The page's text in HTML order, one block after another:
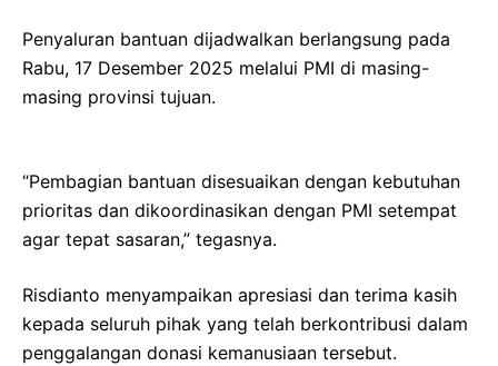
Penyaluran bantuan dijadwalkan berlangsung pada
Rabu, 17 Desember 2025 melalui PMI di masing-
masing provinsi tujuan.
“Pembagian bantuan disesuaikan dengan kebutuhan
prioritas dan dikoordinasikan dengan PMI setempat
agar tepat sasaran,” tegasnya.
Risdianto menyampaikan apresiasi dan terima kasih
kepada seluruh pihak yang telah berkontribusi dalam
penggalangan donasi kemanusiaan tersebut.